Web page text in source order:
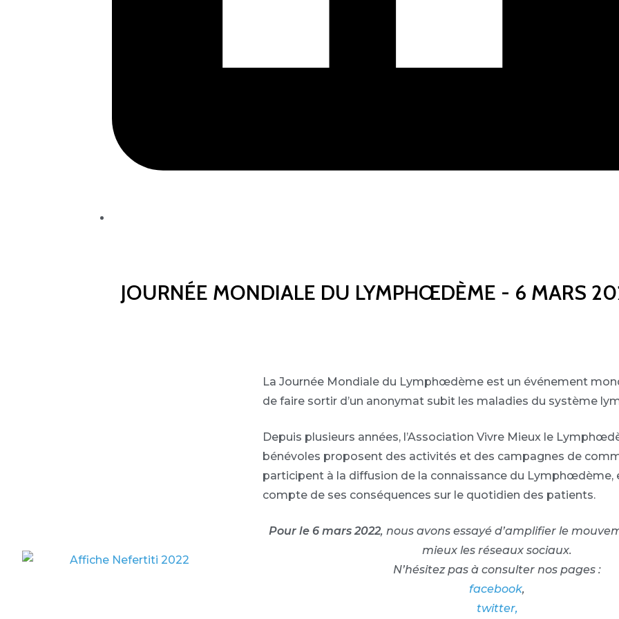
JOURNÉE MONDIALE DU LYMPHŒDÈME - 6 MARS
La Journée Mondiale du Lymphœdème est un événement
de faire sortir d’un anonymat subit les maladies du système
Depuis plusieurs années, l’Association Vivre Mieux le
bénévoles proposent des activités et des campagnes de
participent à la diffusion de la connaissance du Lymphœdème,
compte de ses conséquences sur le quotidien des patients.
Pour le 6 mars 2022, nous avons essayé d’amplifier le
mieux les réseaux sociaux.
N’hésitez pas à consulter nos pages :
facebook,
twitter,